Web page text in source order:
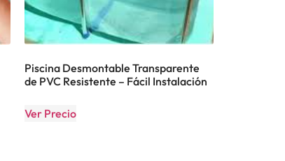
Piscina Desmontable Transparente
de PVC Resistente – Fácil Instalación
Ver Precio